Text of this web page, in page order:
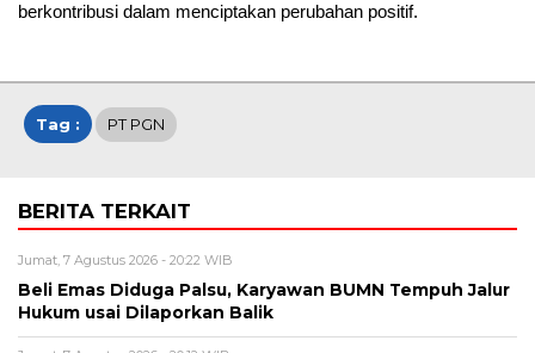
berkontribusi dalam menciptakan perubahan positif.
Tag : PT PGN
BERITA TERKAIT
Jumat, 7 Agustus 2026 - 20:22 WIB
Beli Emas Diduga Palsu, Karyawan BUMN Tempuh Jalur
Hukum usai Dilaporkan Balik